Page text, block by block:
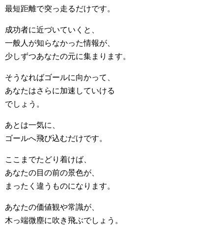
最短距離で突っ走るだけです。
成功者に近づいていくと、
一般人が知らなかった情報が、
少しずつあなたの元に集まります。
そうなればゴールに向かって、
あなたはさらに加速していける
でしょう。
あとは一気に、
ゴールへ飛び込むだけです。
ここまでたどり着けば、
あなたの目の前の景色が、
まったく違うものになります。
あなたの価値観や常識が、
木っ端微塵に吹き飛ぶでしょう。